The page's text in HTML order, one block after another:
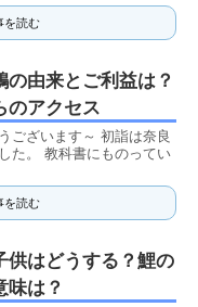
を読む
由来とご利益は？
のアクセス
ございます～ 初詣は奈良
た。 教科書にものってい
を読む
供はどうする？鯉の
味は？